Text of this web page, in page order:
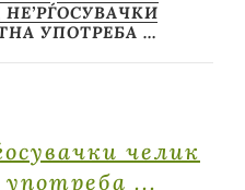
УПОТРЕБА …